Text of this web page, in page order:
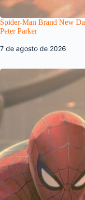
Spider-Man Brand New
Peter Parker
7 de agosto de 2026